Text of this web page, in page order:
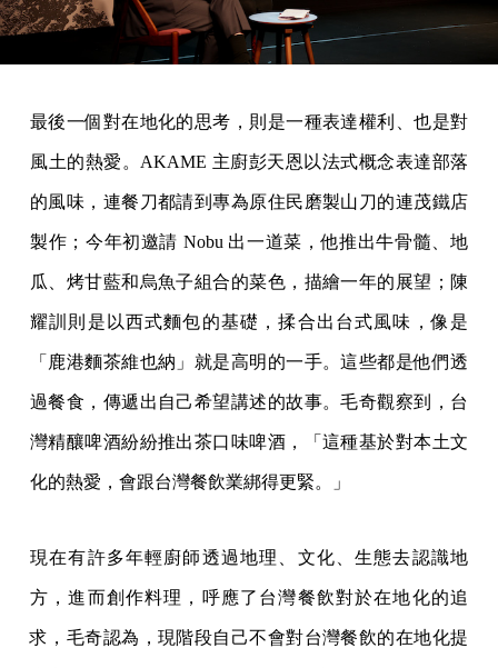
最後一個對在地化的思考，則是一種表達權利、也是對
風土的熱愛。AKAME 主廚彭天恩以法式概念表達部落
的風味，連餐刀都請到專為原住民磨製山刀的連茂鐵店
製作；今年初邀請 Nobu 出一道菜，他推出牛骨髓、地
瓜、烤甘藍和烏魚子組合的菜色，描繪一年的展望；陳
耀訓則是以西式麵包的基礎，揉合出台式風味，像是
「鹿港麵茶維也納」就是高明的一手。這些都是他們透
過餐食，傳遞出自己希望講述的故事。毛奇觀察到，台
灣精釀啤酒紛紛推出茶口味啤酒，「這種基於對本土文
化的熱愛，會跟台灣餐飲業綁得更緊。」
現在有許多年輕廚師透過地理、文化、生態去認識地
方，進而創作料理，呼應了台灣餐飲對於在地化的追
求，毛奇認為，現階段自己不會對台灣餐飲的在地化提